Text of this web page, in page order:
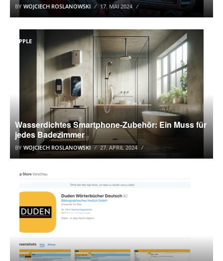
BY WOJCIECH ROSLANOWSKI 17. MAI 2024
APPLE
Wasserdichtes Smartphone-Zubehör: Ein Muss für
jedes Badezimmer
BY WOJCIECH ROSLANOWSKI 27. APRIL 2024